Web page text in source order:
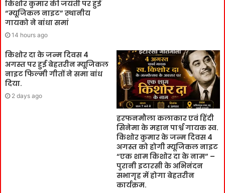
किशोर कुमार की जयंती पर हुई
“म्यूजिकल नाइट” स्थानीय
गायको ने बांधा समां
14 hours ago
किशोर दा के जन्म दिवस 4
अगस्त पर हुई बेहतरीन म्यूजिकल
नाइट फिल्मी गीतों ने समा बांध
दिया.
2 days ago
हरफनमौला कलाकार एवं हिंदी
सिनेमा के महान पार्श्व गायक स्व.
किशोर कुमार के जन्म दिवस 4
अगस्त को होगी म्यूजिकल नाइट
“एक शाम किशोर दा के नाम” –
पुरानी इटारसी के अभिनंदन
सभागृह में होगा बेहतरीन
कार्यक्रम.